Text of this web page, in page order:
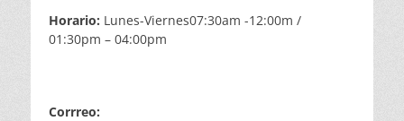
Horario: Lunes-Viernes07:30am -12:00m /
01:30pm – 04:00pm
Corrreo: